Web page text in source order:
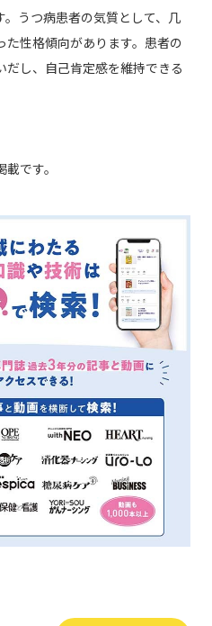
うつ病患者の気質として、几
性格傾向があります。患者の
だし、自己肯定感を維持できる
です。